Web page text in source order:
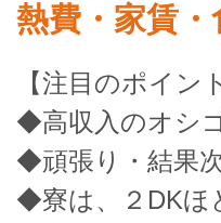
熱費・家賃
【注目のポイン
◆高収入のオシ
◆頑張り・結果
◆寮は、２DKほ